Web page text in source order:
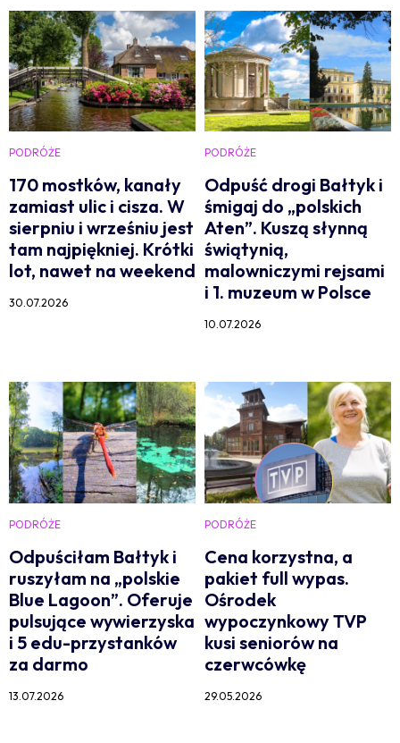
PODRÓŻE
170 mostków, kanały
zamiast ulic i cisza. W
sierpniu i wrześniu jest
tam najpiękniej. Krótki
lot, nawet na weekend
30.07.2026
PODRÓŻE
Odpuść drogi Bałtyk i
śmigaj do „polskich
Aten”. Kuszą słynną
świątynią,
malowniczymi rejsami
i 1. muzeum w Polsce
10.07.2026
PODRÓŻE
Odpuściłam Bałtyk i
ruszyłam na „polskie
Blue Lagoon”. Oferuje
pulsujące wywierzyska
i 5 edu-przystanków
za darmo
13.07.2026
PODRÓŻE
Cena korzystna, a
pakiet full wypas.
Ośrodek
wypoczynkowy TVP
kusi seniorów na
czerwcówkę
29.05.2026